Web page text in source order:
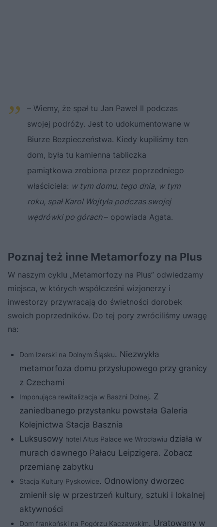
– Wiemy, że spał tu Jan Paweł II podczas
swojej podróży. Jest to udokumentowane w
Biurze Bezpieczeństwa. Kiedy kupiliśmy ten
dom, była tu kamienna tabliczka
pamiątkowa zrobiona przez poprzedniego
właściciela: w tym domu, tego dnia, w tym
roku, spał Karol Wojtyła podczas swojej
wędrówki po górach– opowiada Agata.
Poznaj też inne Metamorfozy na Plus
W naszym cyklu „Metamorfozy na Plus” odwiedzamy
miejsca, w których współcześni wizjonerzy i
inwestorzy przywracają do świetności dorobek
swoich poprzedników. Do tej pory zwróciliśmy uwagę
na:
Dom Izerski na Dolnym Śląsku. Niezwykła
metamorfoza domu przysłupowego przy granicy
z Czechami
Imponująca rewitalizacja w Baszni Dolnej. Z
zaniedbanego przystanku powstała Galeria
Kolejnictwa Stacja Basznia
Luksusowy hotel Altus Palace we Wrocławiu działa w
murach dawnego Pałacu Leipzigera. Zobacz
przemianę zabytku
Stacja Kultury Pyskowice. Odnowiony dworzec
zmienił się w przestrzeń kultury, sztuki i lokalnej
aktywności
Dom frankoński na Pogórzu Kaczawskim. Uratowany w